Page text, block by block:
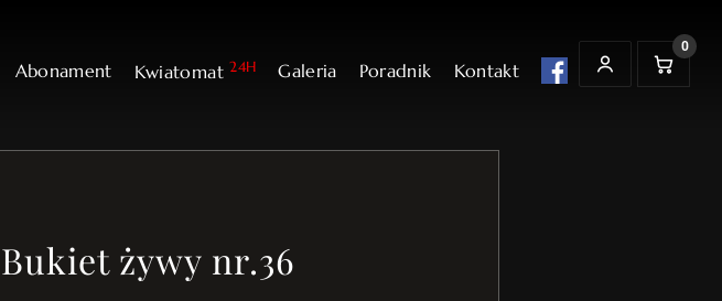
Abonament Kwiatomat 24H Galeria Poradnik Kontakt MOJE KONTO
0
K
o
Bukiet żywy nr.36